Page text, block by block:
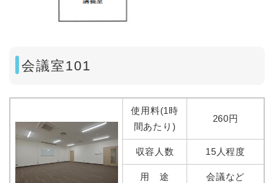
会議室101
使用料(1時
間あたり)
260円
収容人数 15人程度
用 途 会議など